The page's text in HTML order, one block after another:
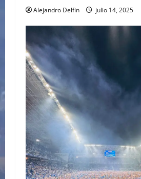
Alejandro Delfin julio 14, 2025